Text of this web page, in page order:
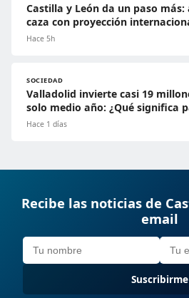
Castilla y León da un paso
caza con proyección
Hace 5h
SOCIEDAD
Valladolid invierte casi 19
solo medio año: ¿Qué significa
Hace 1 días
Recibe las noticias de
email
Suscribirme